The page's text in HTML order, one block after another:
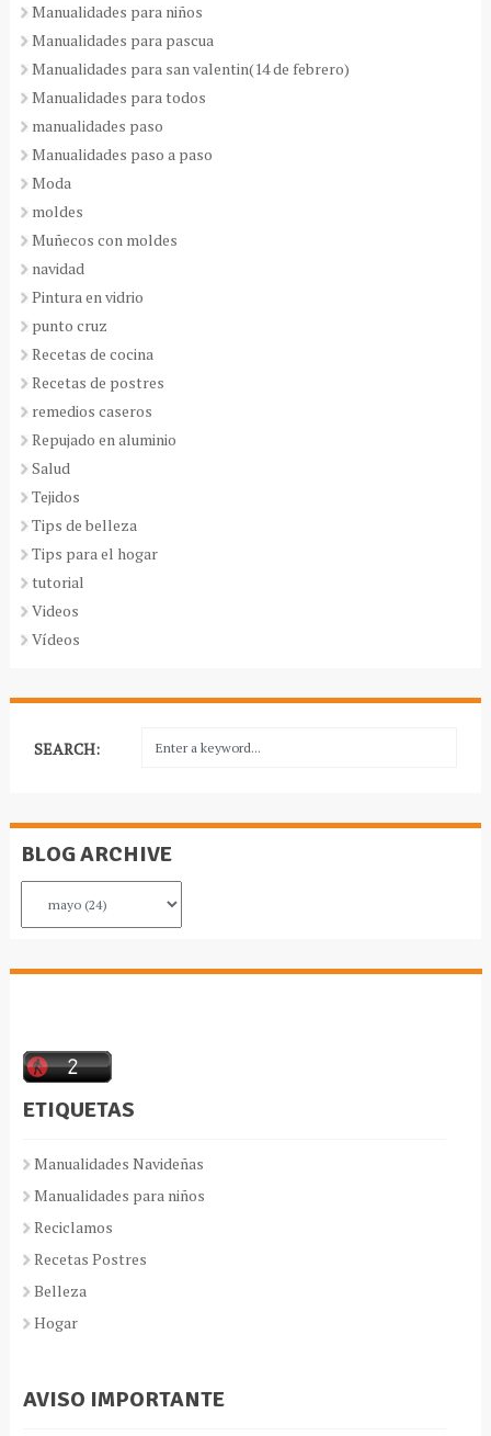
Manualidades para niños
Manualidades para pascua
Manualidades para san valentin(14 de febrero)
Manualidades para todos
manualidades paso
Manualidades paso a paso
Moda
moldes
Muñecos con moldes
navidad
Pintura en vidrio
punto cruz
Recetas de cocina
Recetas de postres
remedios caseros
Repujado en aluminio
Salud
Tejidos
Tips de belleza
Tips para el hogar
tutorial
Videos
Vídeos
SEARCH:
BLOG ARCHIVE
ETIQUETAS
Manualidades Navideñas
Manualidades para niños
Reciclamos
Recetas Postres
Belleza
Hogar
AVISO IMPORTANTE